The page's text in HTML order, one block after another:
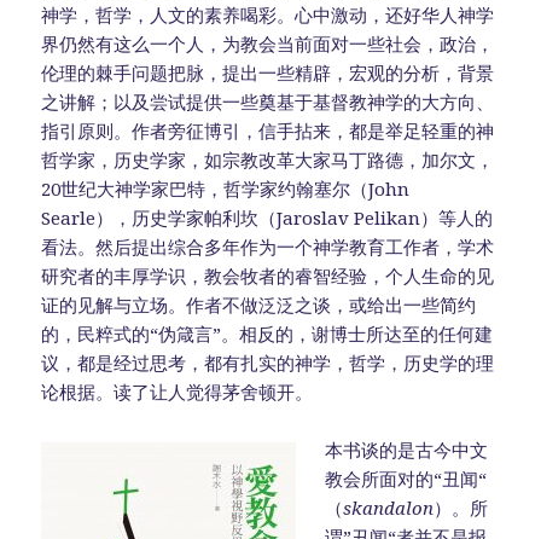
神学，哲学，人文的素养喝彩。心中激动，还好华人神学
界仍然有这么一个人，为教会当前面对一些社会，政治，
伦理的棘手问题把脉，提出一些精辟，宏观的分析，背景
之讲解；以及尝试提供一些奠基于基督教神学的大方向、
指引原则。作者旁征博引，信手拈来，都是举足轻重的神
哲学家，历史学家，如宗教改革大家马丁路德，加尔文，
20世纪大神学家巴特，哲学家约翰塞尔（John
Searle），历史学家帕利坎（Jaroslav Pelikan）等人的
看法。然后提出综合多年作为一个神学教育工作者，学术
研究者的丰厚学识，教会牧者的睿智经验，个人生命的见
证的见解与立场。作者不做泛泛之谈，或给出一些简约
的，民粹式的“伪箴言”。相反的，谢博士所达至的任何建
议，都是经过思考，都有扎实的神学，哲学，历史学的理
论根据。读了让人觉得茅舍顿开。
本书谈的是古今中文
教会所面对的“丑闻“
（skandalon）。所